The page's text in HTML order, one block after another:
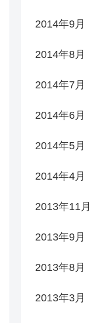
2014年9月
2014年8月
2014年7月
2014年6月
2014年5月
2014年4月
2013年11月
2013年9月
2013年8月
2013年3月